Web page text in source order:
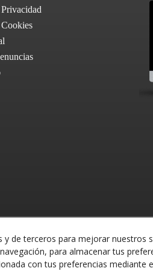
© 08/2026 CALAF TRENCHING, S.L. -
y de terceros para mejorar nuestros
para almacenar tus
con tus preferencias mediante